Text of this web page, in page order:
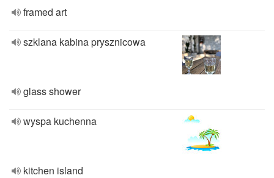
framed art
szklana kabina prysznicowa
glass shower
wyspa kuchenna
kitchen island